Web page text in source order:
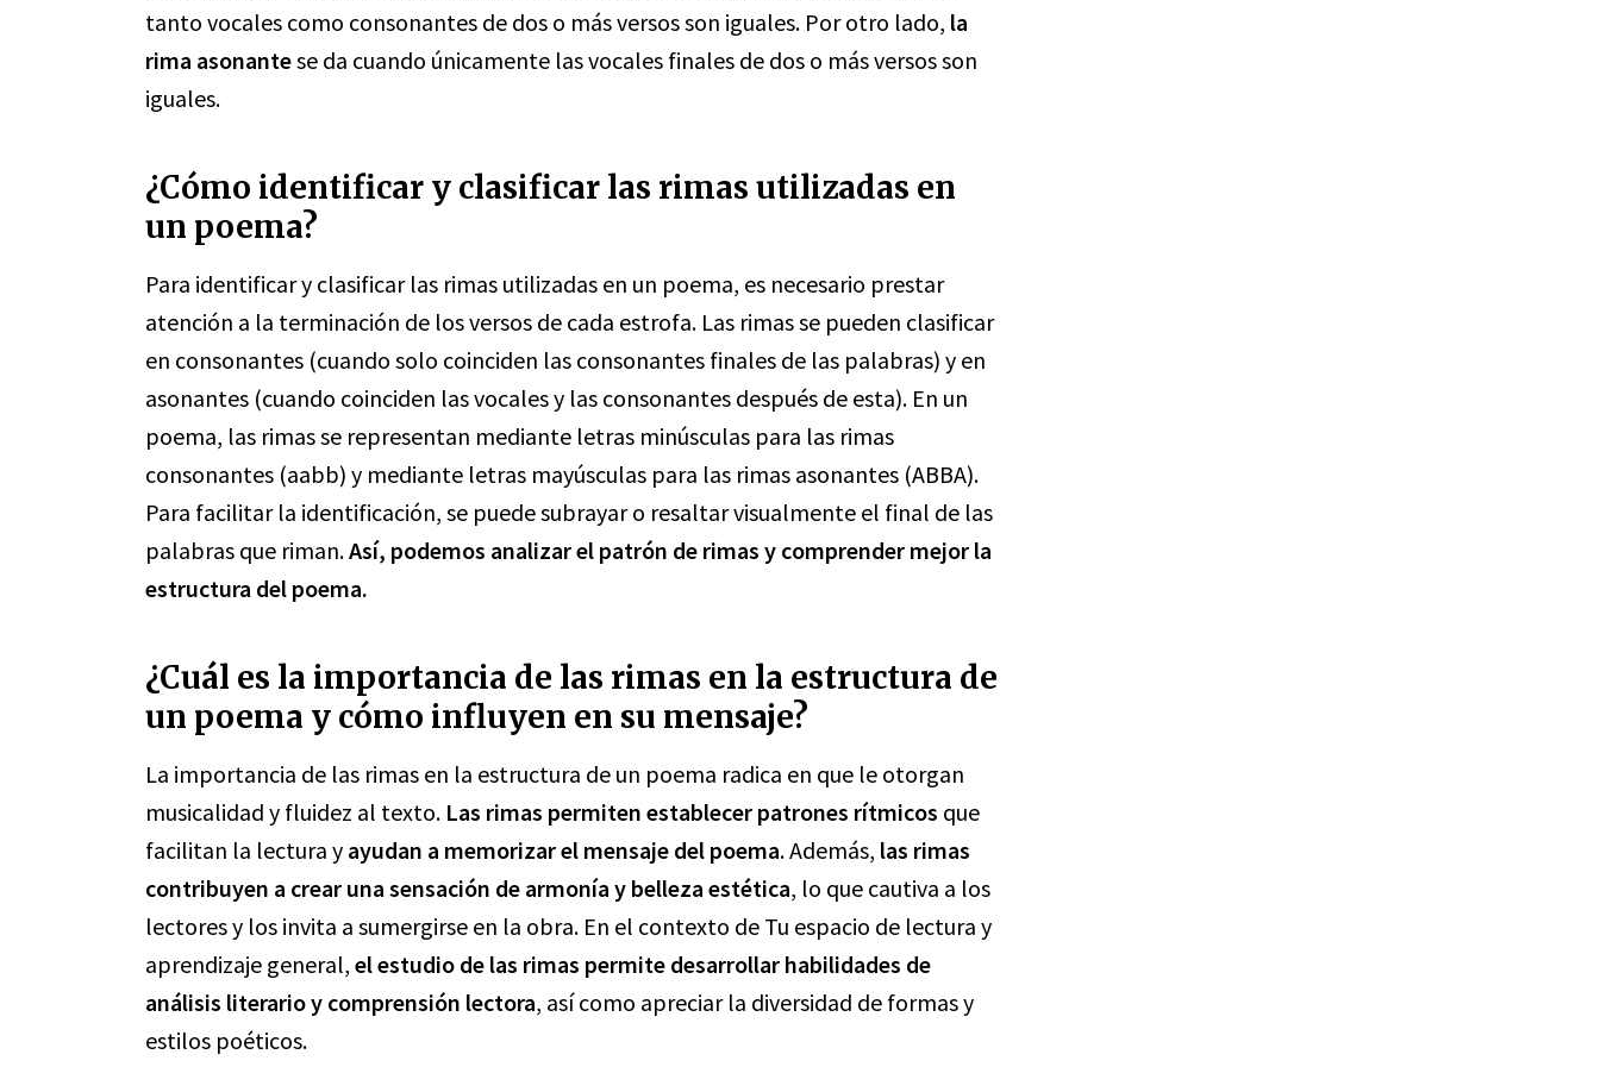
tanto vocales como consonantes de dos o más versos son iguales. Por otro lado, la
rima asonantese da cuando únicamente las vocales finales de dos o más versos son
iguales.
¿Cómo identificar y clasificar las rimas utilizadas en
un poema?
Para identificar y clasificar las rimas utilizadas en un poema, es necesario prestar
atención a la terminación de los versos de cada estrofa. Las rimas se pueden clasificar
en consonantes (cuando solo coinciden las consonantes finales de las palabras) y en
asonantes (cuando coinciden las vocales y las consonantes después de esta). En un
poema, las rimas se representan mediante letras minúsculas para las rimas
consonantes (aabb) y mediante letras mayúsculas para las rimas asonantes (ABBA).
Para facilitar la identificación, se puede subrayar o resaltar visualmente el final de las
palabras que riman.Así, podemos analizar el patrón de rimas y comprender mejor la
estructura del poema.
¿Cuál es la importancia de las rimas en la estructura de
un poema y cómo influyen en su mensaje?
La importancia de las rimas en la estructura de un poema radica en que le otorgan
musicalidad y fluidez al texto. Las rimas permiten establecer patrones rítmicos que
facilitan la lectura y ayudan a memorizar el mensaje del poema. Además, las rimas
contribuyen a crear una sensación de armonía y belleza estética, lo que cautiva a los
lectores y los invita a sumergirse en la obra. En el contexto de Tu espacio de lectura y
aprendizaje general, el estudio de las rimas permite desarrollar habilidades de
análisis literario y comprensión lectora, así como apreciar la diversidad de formas y
estilos poéticos.